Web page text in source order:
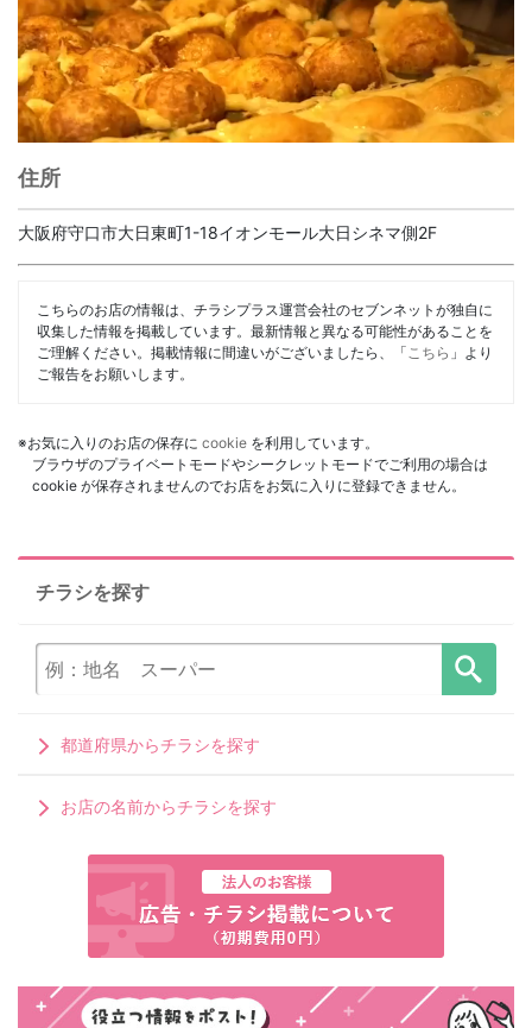
住所
大阪府守口市大日東町1-18イオンモール大日シネマ側2F
こちらのお店の情報は、チラシプラス運営会社のセブンネットが独自に
収集した情報を掲載しています。最新情報と異なる可能性があることを
ご理解ください。掲載情報に間違いがございましたら、「 こちら 」より
ご報告をお願いします。
※お気に入りのお店の保存に cookie を利用しています。
ブラウザのプライベートモードやシークレットモードでご利用の場合は
cookie が保存されませんのでお店をお気に入りに登録できません。
チラシを探す
都道府県からチラシを探す
お店の名前からチラシを探す